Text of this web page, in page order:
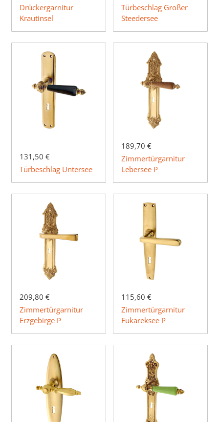
Drückergarnitur
Krautinsel
Türbeschlag Großer
Steedersee
131,50 €
Türbeschlag Untersee
189,70 €
Zimmertürgarnitur
Lebersee P
209,80 €
Zimmertürgarnitur
Erzgebirge P
115,60 €
Zimmertürgarnitur
Fukareksee P